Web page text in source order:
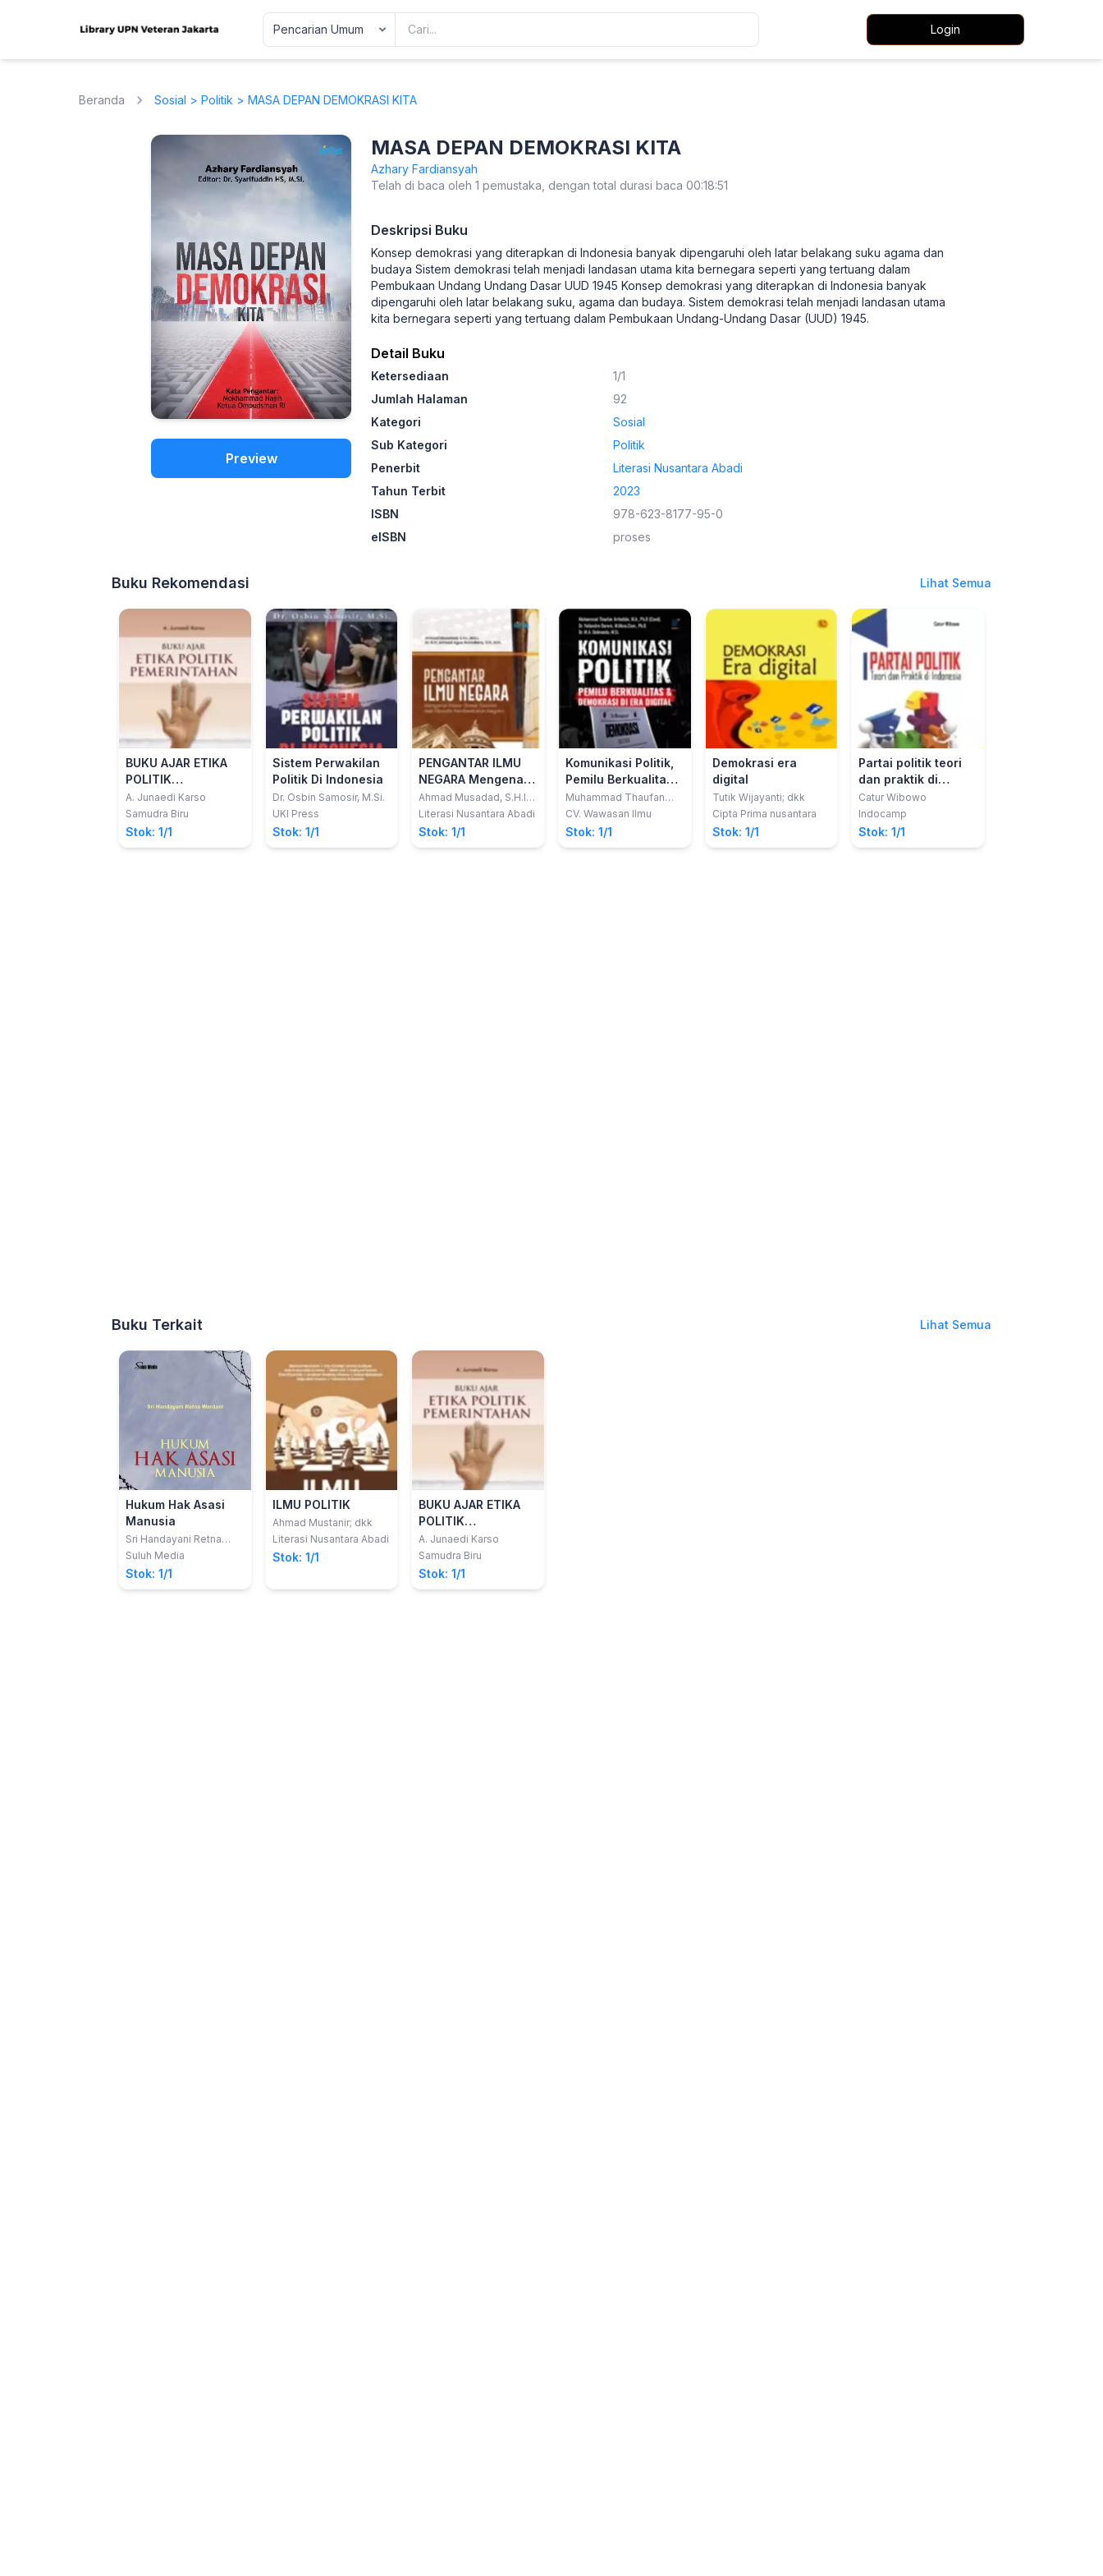
Login
Beranda Sosial > Politik > MASA DEPAN DEMOKRASI KITA
Preview
MASA DEPAN DEMOKRASI KITA
Azhary Fardiansyah
Telah di baca oleh 1 pemustaka, dengan total durasi baca 00:18:51
Deskripsi Buku
Konsep demokrasi yang diterapkan di Indonesia banyak dipengaruhi oleh latar belakang suku agama dan
budaya Sistem demokrasi telah menjadi landasan utama kita bernegara seperti yang tertuang dalam
Pembukaan Undang Undang Dasar UUD 1945 Konsep demokrasi yang diterapkan di Indonesia banyak
dipengaruhi oleh latar belakang suku, agama dan budaya. Sistem demokrasi telah menjadi landasan utama
kita bernegara seperti yang tertuang dalam Pembukaan Undang-Undang Dasar (UUD) 1945.
Detail Buku
Ketersediaan
1/1
Jumlah Halaman
92
Kategori
Sosial
Sub Kategori
Politik
Penerbit
Literasi Nusantara Abadi
Tahun Terbit
2023
ISBN
978-623-8177-95-0
eISBN
proses
Buku Rekomendasi Lihat Semua
BUKU AJAR ETIKA
POLITIK
PEMERINTAHAN
A. Junaedi Karso
Samudra Biru
Stok: 1/1
Sistem Perwakilan
Politik Di Indonesia
Dr. Osbin Samosir, M.Si.
UKI Press
Stok: 1/1
PENGANTAR ILMU
NEGARA Mengenal
Dasar-Dasar
Teoretis dan
Filosofis
Pembentukan
Ahmad Musadad, S.H.I.,
M.S.I. Dr.; K.H. Ahmad
M.H.
Literasi Nusantara Abadi
Stok: 1/1
Komunikasi Politik,
Pemilu Berkualitas
dan Demokrasi di
Era Digital
Muhammad Thaufan
Arifuddin; Dalmenda
CV. Wawasan Ilmu
Stok: 1/1
Demokrasi era
digital
Tutik Wijayanti; dkk
Cipta Prima nusantara
Stok: 1/1
Partai politik teori
dan praktik di
Indonesia
Catur Wibowo
Indocamp
Stok: 1/1
Buku Terkait Lihat Semua
Hukum Hak Asasi
Manusia
Sri Handayani Retna
Wardani
Suluh Media
Stok: 1/1
ILMU POLITIK
Ahmad Mustanir; dkk
Literasi Nusantara Abadi
Stok: 1/1
BUKU AJAR ETIKA
POLITIK
PEMERINTAHAN
A. Junaedi Karso
Samudra Biru
Stok: 1/1